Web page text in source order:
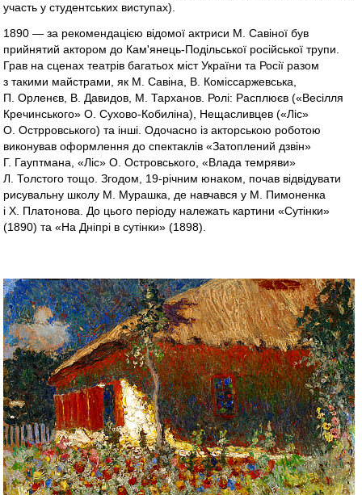
участь у студентських виступах).
1890 — за рекомендацією відомої актриси М. Савіної був
прийнятий актором до Кам'янець-Подільської російської трупи.
Грав на сценах театрів багатьох міст України та Росії разом
з такими майстрами, як М. Савіна, В. Коміссаржевська,
П. Орленєв, В. Давидов, М. Тарханов. Ролі: Расплюєв («Весілля
Кречинського» О. Сухово-Кобиліна), Нещасливцев («Ліс»
О. Острровського) та інші. Одочасно із акторською роботою
виконував оформлення до спектаклів «Затоплений дзвін»
Г. Гауптмана, «Ліс» О. Островського, «Влада темряви»
Л. Толстого тощо. Згодом, 19-річним юнаком, почав відвідувати
рисувальну школу М. Мурашка, де навчався у М. Пимоненка
і Х. Платонова. До цього періоду належать картини «Сутінки»
(1890) та «На Дніпрі в сутінки» (1898).